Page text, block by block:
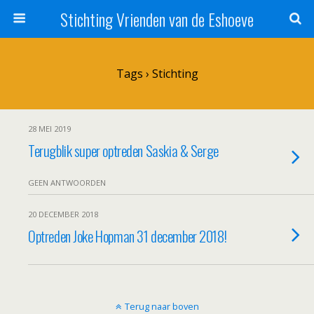
Stichting Vrienden van de Eshoeve
Tags › Stichting
28 MEI 2019
Terugblik super optreden Saskia & Serge
GEEN ANTWOORDEN
20 DECEMBER 2018
Optreden Joke Hopman 31 december 2018!
Terug naar boven